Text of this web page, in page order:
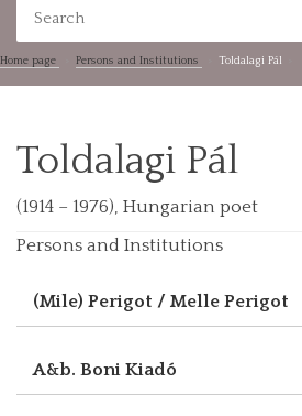
Home page Persons and Institutions Toldalagi Pál
Toldalagi Pál
(1914 – 1976), Hungarian poet
Persons and Institutions
(Mile) Perigot / Melle Perigot
A&b. Boni Kiadó